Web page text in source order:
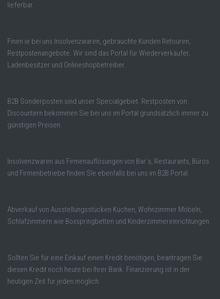
lieferbar.
Finen ie bei uns Insolvenzwaren, gebrauchte Kunden Retouren,
Restpostenangebote. Wir sind das Portal für Wiederverkäufer,
Ladenbesitzer und Onlineshopbetreiber.
B2B Sonderposten sind unser Specialgebiet. Restposten von
Discountern bekommen Sie bei uns im Portal grundsätzlich immer zu
günstigen Preisen.
Insolvenzwaren aus Firmenauflösungen von Bar´s, Restaurants, Büros
und Firmenbetriebe finden SIe ebenfalls bei uns im B2B Portal.
Abverkauf von Ausstellungsstücken Küchen, Wohnzimmer Möbeln,
Schlafzimmern wie Boxspringbetten und Kinderzimmereinrichtungen.
Sollten Sie für eine Einkauf einen Kredit benötigen, beantragen Sie
diesen Kredit noch heute bei Ihrer Bank. Finanzierung ist in der
heutigen Zeit für jeden möglich.